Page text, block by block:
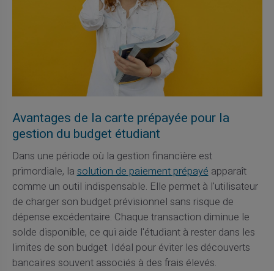
Avantages de la carte prépayée pour la
gestion du budget étudiant
Dans une période où la gestion financière est
primordiale, lasolution de paiement prépayéapparaît
comme un outil indispensable. Elle permet à l'utilisateur
de charger son budget prévisionnel sans risque de
dépense excédentaire. Chaque transaction diminue le
solde disponible, ce qui aide l'étudiant à rester dans les
limites de son budget. Idéal pour éviter les découverts
bancaires souvent associés à des frais élevés.